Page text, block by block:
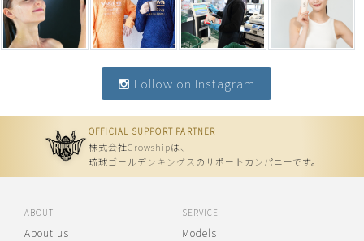
Follow on Instagram
OFFICIAL SUPPORT PARTNER
株式会社Growshipは、
琉球ゴールデンキングスのサポートカンパニーです。
ABOUT
About us
SERVICE
Models